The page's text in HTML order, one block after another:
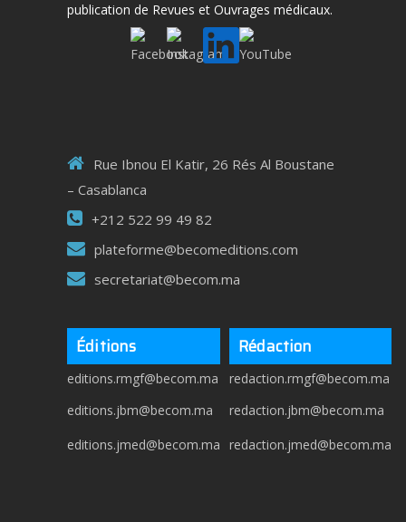
publication de Revues et Ouvrages médicaux.
Rue Ibnou El Katir, 26 Rés Al Boustane
– Casablanca
+212 522 99 49 82
plateforme@becomeditions.com
secretariat@becom.ma
Éditions
editions.rmgf@becom.ma
editions.jbm@becom.ma
editions.jmed@becom.ma
Rédaction
redaction.rmgf@becom.ma
redaction.jbm@becom.ma
redaction.jmed@becom.ma